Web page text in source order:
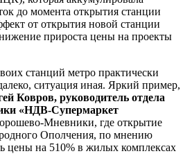
до момента открытия станции
от открытия новой станции
прироста цены на проекты
станций метро практически
ситуация иная. Яркий пример,
Ковров, руководитель отдела
«НДВ-Супермаркет
Мневники, где открытие
Ополчения, по мнению
цены на 510% в жилых комплексах